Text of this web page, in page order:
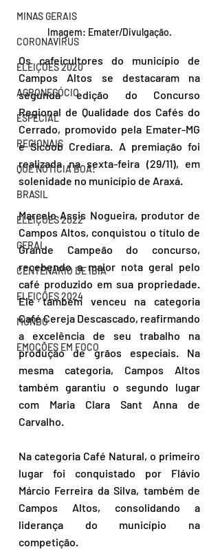
MINAS GERAIS
CORONAVÍRUS
ELEIÇÕES 2020
AGRONEGÓCIO
ESPECIAL
REGIONAIS
QUE NOTÍCIA BOA!
BRASIL
ELEIÇÕES 2022
GERAL
CENTENÁRIO DE IBIÁ
ELEIÇÕES 2024
MUNDO
EMOÇÕES EM FOCO
Imagem: Emater/Divulgação.
Os cafeicultores do município de
Campos Altos se destacaram na
segunda edição do Concurso
Regional de Qualidade dos Cafés do
Cerrado, promovido pela Emater-MG
e Sicoob Crediara. A premiação foi
realizada na sexta-feira (29/11), em
solenidade no município de Araxá.
Marcelo Assis Nogueira, produtor de
Campos Altos, conquistou o título de
Grande Campeão do concurso,
recebendo a maior nota geral pelo
café produzido em sua propriedade.
Ele também venceu na categoria
Café Cereja Descascado, reafirmando
a excelência de seu trabalho na
produção de grãos especiais. Na
mesma categoria, Campos Altos
também garantiu o segundo lugar
com Maria Clara Sant Anna de
Carvalho.
Na categoria Café Natural, o primeiro
lugar foi conquistado por Flávio
Márcio Ferreira da Silva, também de
Campos Altos, consolidando a
liderança do município na
competição.